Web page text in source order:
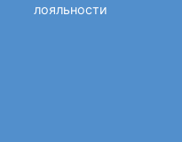
лояльности